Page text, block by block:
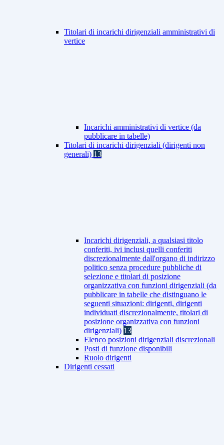
Titolari di incarichi dirigenziali amministrativi di
vertice
Incarichi amministrativi di vertice (da
pubblicare in tabelle)
Titolari di incarichi dirigenziali (dirigenti non
generali) 13
Incarichi dirigenziali, a qualsiasi titolo
conferiti, ivi inclusi quelli conferiti
discrezionalmente dall'organo di indirizzo
politico senza procedure pubbliche di
selezione e titolari di posizione
organizzativa con funzioni dirigenziali (da
pubblicare in tabelle che distinguano le
seguenti situazioni: dirigenti, dirigenti
individuati discrezionalmente, titolari di
posizione organizzativa con funzioni
dirigenziali) 13
Elenco posizioni dirigenziali discrezionali
Posti di funzione disponibili
Ruolo dirigenti
Dirigenti cessati